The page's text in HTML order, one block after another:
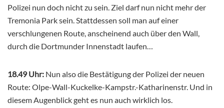
Polizei nun doch nicht zu sein. Ziel darf nun nicht mehr der
Tremonia Park sein. Stattdessen soll man auf einer
verschlungenen Route, anscheinend auch über den Wall,
durch die Dortmunder Innenstadt laufen…
18.49 Uhr: Nun also die Bestätigung der Polizei der neuen
Route: Olpe-Wall-Kuckelke-Kampstr.-Katharinenstr. Und in
diesem Augenblick geht es nun auch wirklich los.